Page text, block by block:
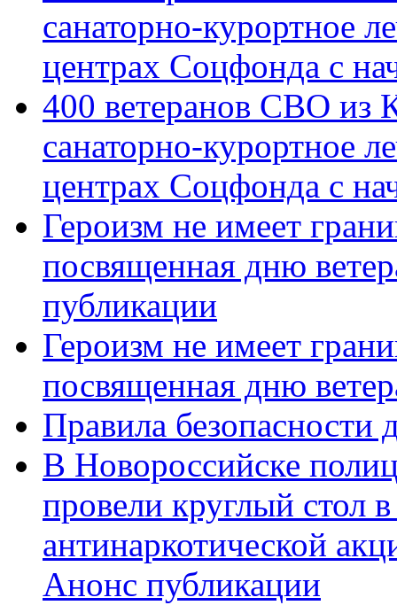
санаторно-курортное
центрах Соцфонда с
400 ветеранов СВО из
санаторно-курортное
центрах Соцфонда с
Героизм не имеет
посвященная дню
публикации
Героизм не имеет
посвященная дню
Правила безопасности
В Новороссийске
провели круглый стол
антинаркотической
Анонс публикации